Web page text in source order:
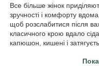
Все більше жінок
зручності і комфорту
щоб розслабитися після
класичного крою вдало
капюшон, кишені і
ванни, так і перебувати в